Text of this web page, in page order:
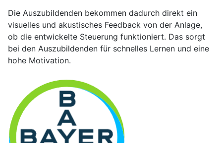
Die Auszubildenden bekommen dadurch direkt ein
visuelles und akustisches Feedback von der Anlage,
ob die entwickelte Steuerung funktioniert. Das sorgt
bei den Auszubildenden für schnelles Lernen und eine
hohe Motivation.